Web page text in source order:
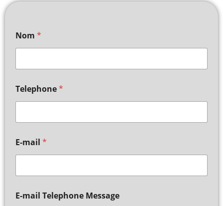
Nom *
Telephone*
E-mail *
E-mail Telephone Message